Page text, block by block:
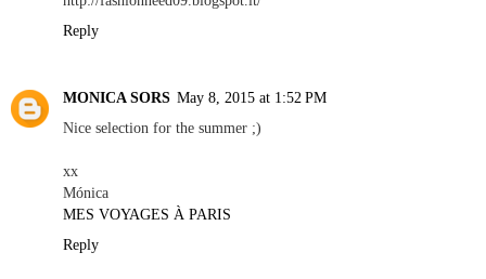
Reply
MONICA SORS May 8, 2015 at 1:52 PM
Nice selection for the summer ;)
xx
Mónica
MES VOYAGES À PARIS
Reply